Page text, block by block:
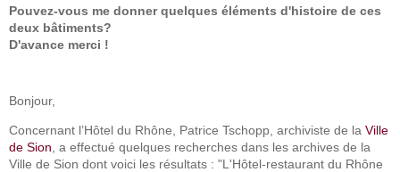
Pouvez-vous me donner quelques éléments d'histoire de ces
deux bâtiments?
D'avance merci !
Bonjour,
Concernant l’Hôtel du Rhône, Patrice Tschopp, archiviste de la Ville
de Sion , a effectué quelques recherches dans les archives de la
Ville de Sion dont voici les résultats : "L'Hôtel-restaurant du Rhône